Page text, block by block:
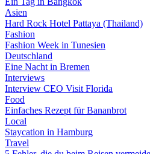
Asien
Hard Rock Hotel Pattaya (Thailand)
Fashion
Fashion Week in Tunesien
Deutschland
Eine Nacht in Bremen
Interviews
Interview CEO Visit Florida
Food
Einfaches Rezept für Bananbrot
Local
Staycation in Hamburg
Travel